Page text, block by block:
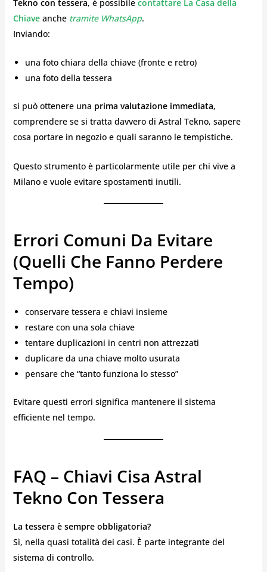
Tekno con tessera, è possibile contattare La Casa della
Chiaveanche tramite WhatsApp.
Inviando:
una foto chiara della chiave (fronte e retro)
una foto della tessera
si può ottenere una prima valutazione immediata,
comprendere se si tratta davvero di Astral Tekno, sapere
cosa portare in negozio e quali saranno le tempistiche.
Questo strumento è particolarmente utile per chi vive a
Milano e vuole evitare spostamenti inutili.
Errori Comuni Da Evitare
(quelli Che Fanno Perdere
Tempo)
conservare tessera e chiavi insieme
restare con una sola chiave
tentare duplicazioni in centri non attrezzati
duplicare da una chiave molto usurata
pensare che “tanto funziona lo stesso”
Evitare questi errori significa mantenere il sistema
efficiente nel tempo.
FAQ – Chiavi Cisa Astral
Tekno Con Tessera
La tessera è sempre obbligatoria?
Sì, nella quasi totalità dei casi. È parte integrante del
sistema di controllo.